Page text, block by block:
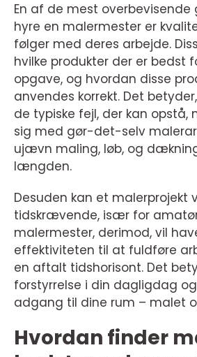
En af de mest overbevisende
hyre en malermester er
følger med deres arbejde.
hvilke produkter der er bedst
opgave, og hvordan disse
anvendes korrekt. Det
de typiske fejl, der kan opstå,
sig med gør-det-selv
ujævn maling, løb, og
længden.
Desuden kan et malerprojekt
tidskrævende, især for
malermester, derimod, vil
effektiviteten til at fuldføre
en aftalt tidshorisont. Det
forstyrrelse i din dagligdag
adgang til dine rum – malet
Hvordan finder